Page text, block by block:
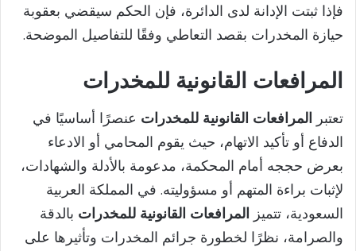
فإذا ثبتت الإدانة لدى الدائرة، فإن الحكم سيقضي بعقوبة
حيازة المخدرات بقصد التعاطي وفقًا للتفاصيل الموضحة.
المرافعات القانونية للمخدرات
تعتبر المرافعات القانونية للمخدرات عنصرًا أساسيًا في
الدفاع أو تأكيد الاتهام، حيث يقوم المحامي أو الادعاء
بعرض حججه أمام المحكمة، مدعومة بالأدلة والشهادات،
لإثبات براءة المتهم أو مسؤوليته. في المملكة العربية
السعودية، تتميز المرافعات القانونية للمخدرات بالدقة
والصرامة، نظرًا لخطورة جرائم المخدرات وتأثيرها على